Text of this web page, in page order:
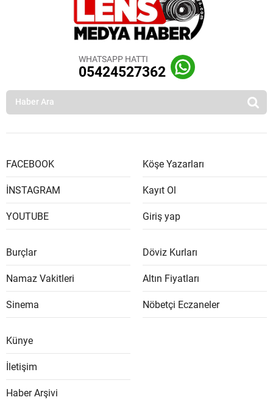
WHATSAPP HATTI
05424527362
FACEBOOK
İNSTAGRAM
YOUTUBE
Köşe Yazarları
Kayıt Ol
Giriş yap
Burçlar
Namaz Vakitleri
Sinema
Döviz Kurları
Altın Fiyatları
Nöbetçi Eczaneler
Künye
İletişim
Haber Arşivi